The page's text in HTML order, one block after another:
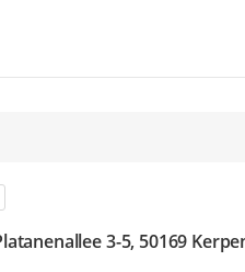
3-5, 50169